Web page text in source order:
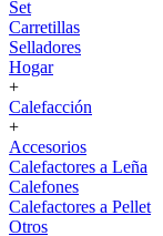
Set
Carretillas
Selladores
Hogar
+
Calefacción
+
Accesorios
Calefactores a Leña
Calefones
Calefactores a Pellet
Otros